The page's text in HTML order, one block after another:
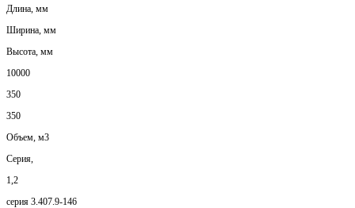
Длина, мм
Ширина, мм
Высота, мм
10000
350
350
Объем, м3
Серия,
1,2
серия 3.407.9-146